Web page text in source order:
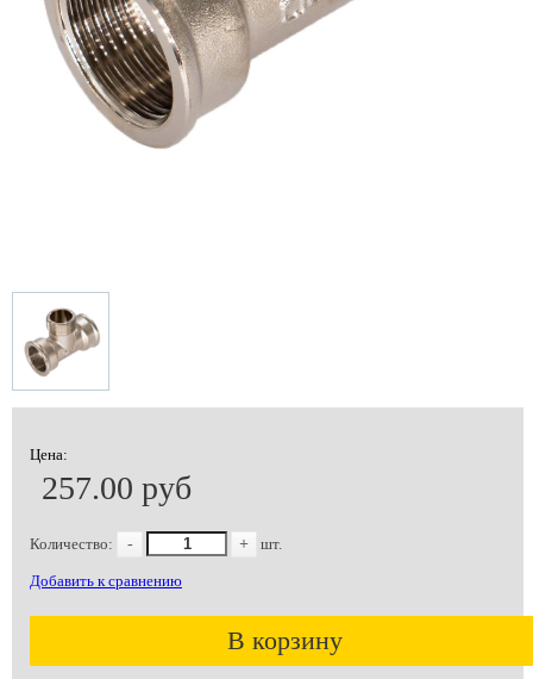
Цена:
257.00 руб
Количество: - + шт.
Добавить к сравнению
В корзину